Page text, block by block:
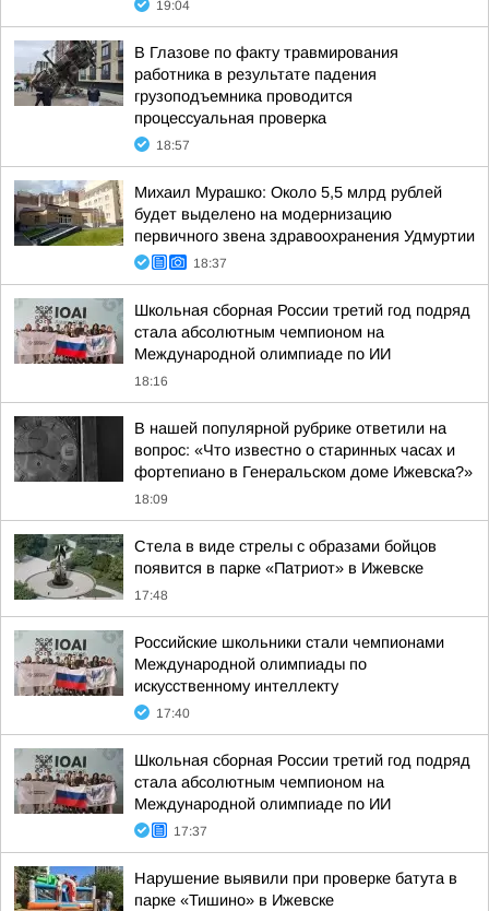
19:04
В Глазове по факту травмирования
работника в результате падения
грузоподъемника проводится
процессуальная проверка
18:57
Михаил Мурашко: Около 5,5 млрд рублей
будет выделено на модернизацию
первичного звена здравоохранения Удмуртии
18:37
Школьная сборная России третий год подряд
стала абсолютным чемпионом на
Международной олимпиаде по ИИ
18:16
В нашей популярной рубрике ответили на
вопрос: «Что известно о старинных часах и
фортепиано в Генеральском доме Ижевска?»
18:09
Стела в виде стрелы с образами бойцов
появится в парке «Патриот» в Ижевске
17:48
Российские школьники стали чемпионами
Международной олимпиады по
искусственному интеллекту
17:40
Школьная сборная России третий год подряд
стала абсолютным чемпионом на
Международной олимпиаде по ИИ
17:37
Нарушение выявили при проверке батута в
парке «Тишино» в Ижевске